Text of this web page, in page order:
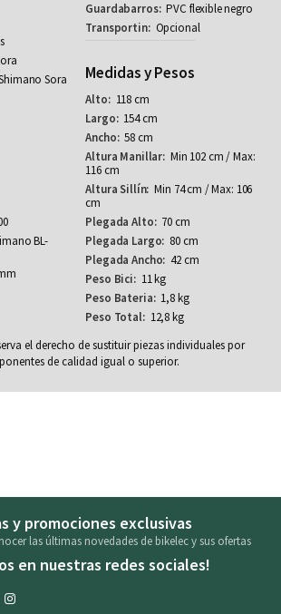
Sora
BL-
PVC flexible negro
Opcional
Medidas y Pesos
118 cm
154 cm
58 cm
Min 102 cm / Max:
116 cm
Min 74 cm / Max: 106
cm
70 cm
80 cm
42 cm
11 kg
1,8 kg
12,8 kg
el derecho de sustituir piezas individuales por
de calidad igual o superior.
y promociones exclusivas
las últimas novedades de bikelec y sus ofertas
en nuestras redes sociales!